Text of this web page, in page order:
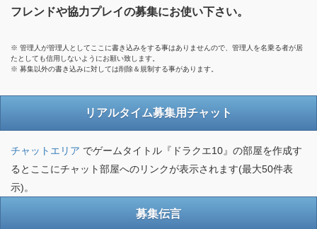
フレンドや協力プレイの募集にお使い下さい。
※ 管理人が管理人としてここに書き込みをする事はありませんので、管理人を名乗る者が居
たとしても信用しないようにお願い致します。
※ 募集以外の書き込みに対しては削除＆規制する事があります。
リアルタイム募集用チャット
チャットエリア でゲームタイトル『ドラクエ10』の部屋を作成す
るとここにチャット部屋へのリンクが表示されます(最大50件表
示)。
募集伝言